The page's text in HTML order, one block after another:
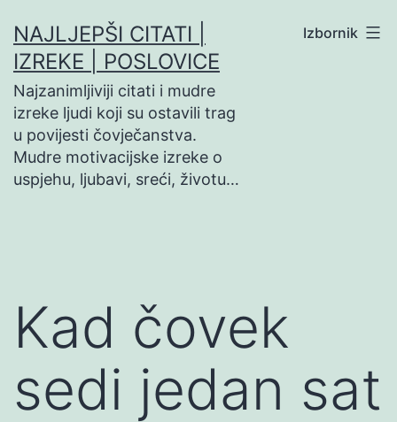
na
sadržaj
NAJLJEPŠI CITATI |
IZREKE | POSLOVICE
Najzanimljiviji citati i mudre
izreke ljudi koji su ostavili trag
u povijesti čovječanstva.
Mudre motivacijske izreke o
uspjehu, ljubavi, sreći, životu…
Izbornik
Kad čovek
sedi jedan sat